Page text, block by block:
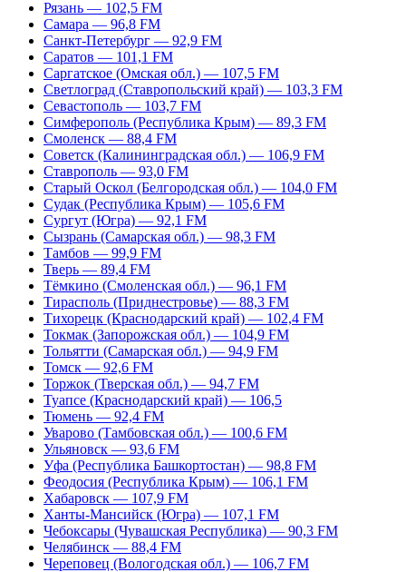
Рязань — 102,5 FM
Самара — 96,8 FM
Санкт-Петербург — 92,9 FM
Саратов — 101,1 FM
Саргатское (Омская обл.) — 107,5 FM
Светлоград (Ставропольский край) — 103,3 FM
Севастополь — 103,7 FM
Симферополь (Республика Крым) — 89,3 FM
Смоленск — 88,4 FM
Советск (Калининградская обл.) — 106,9 FM
Ставрополь — 93,0 FM
Старый Оскол (Белгородская обл.) — 104,0 FM
Судак (Республика Крым) — 105,6 FM
Сургут (Югра) — 92,1 FM
Сызрань (Самарская обл.) — 98,3 FM
Тамбов — 99,9 FM
Тверь — 89,4 FM
Тёмкино (Смоленская обл.) — 96,1 FM
Тирасполь (Приднестровье) — 88,3 FM
Тихорецк (Краснодарский край) — 102,4 FM
Токмак (Запорожская обл.) — 104,9 FM
Тольятти (Самарская обл.) — 94,9 FM
Томск — 92,6 FM
Торжок (Тверская обл.) — 94,7 FM
Туапсе (Краснодарский край) — 106,5
Тюмень — 92,4 FM
Уварово (Тамбовская обл.) — 100,6 FM
Ульяновск — 93,6 FM
Уфа (Республика Башкортостан) — 98,8 FM
Феодосия (Республика Крым) — 106,1 FM
Хабаровск — 107,9 FM
Ханты-Мансийск (Югра) — 107,1 FM
Чебоксары (Чувашская Республика) — 90,3 FM
Челябинск — 88,4 FM
Череповец (Вологодская обл.) — 106,7 FM